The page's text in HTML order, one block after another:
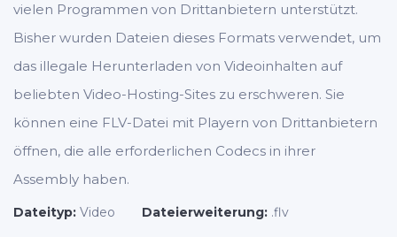
vielen Programmen von Drittanbietern unterstützt.
Bisher wurden Dateien dieses Formats verwendet, um
das illegale Herunterladen von Videoinhalten auf
beliebten Video-Hosting-Sites zu erschweren. Sie
können eine FLV-Datei mit Playern von Drittanbietern
öffnen, die alle erforderlichen Codecs in ihrer
Assembly haben.
Dateityp: Video Dateierweiterung: .flv